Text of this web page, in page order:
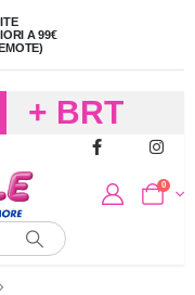
A 99€
+ BRT
FREDDO
PER
0